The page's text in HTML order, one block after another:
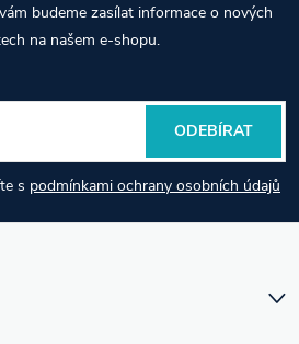
budeme zasílat informace o nových
na našem e-shopu.
s podmínkami ochrany osobních údajů
ODEBÍRAT